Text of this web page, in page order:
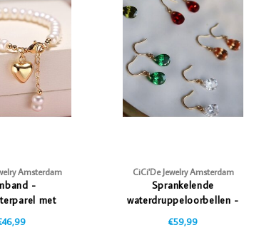
Amsterdam
-
met
Hart
CiCi'De Jewelry Amsterdam
Sprankelende
waterdruppeloorbellen -
18K goud gevuld
€59,99